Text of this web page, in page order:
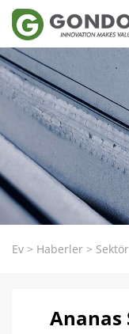
Ev > Haberler >
Ananas